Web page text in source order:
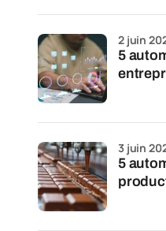
5
2 juin
5
3 juin